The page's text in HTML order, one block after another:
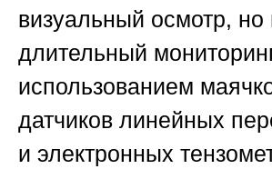
визуальный осмотр, но
длительный
использованием
датчиков линейных
и электронных